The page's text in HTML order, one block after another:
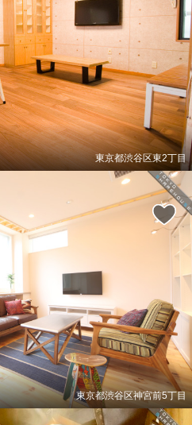
東京都渋谷区東2丁目
東京都渋谷区神宮前5丁目